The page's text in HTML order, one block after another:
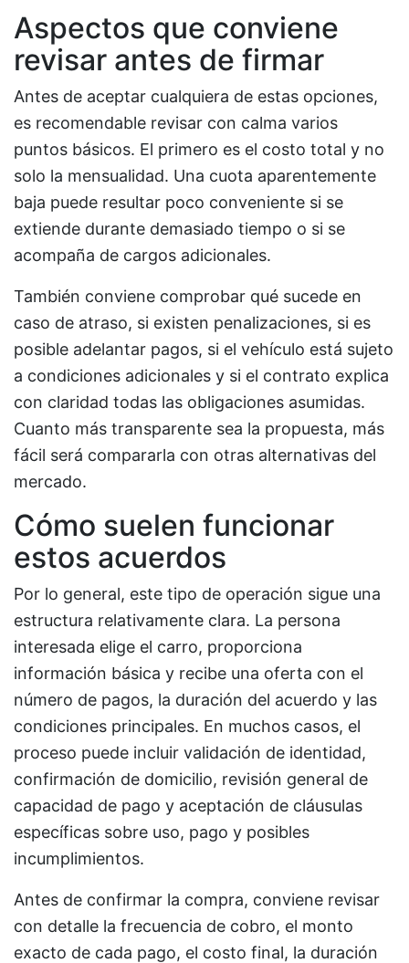
Aspectos que conviene
revisar antes de firmar
Antes de aceptar cualquiera de estas opciones,
es recomendable revisar con calma varios
puntos básicos. El primero es el costo total y no
solo la mensualidad. Una cuota aparentemente
baja puede resultar poco conveniente si se
extiende durante demasiado tiempo o si se
acompaña de cargos adicionales.
También conviene comprobar qué sucede en
caso de atraso, si existen penalizaciones, si es
posible adelantar pagos, si el vehículo está sujeto
a condiciones adicionales y si el contrato explica
con claridad todas las obligaciones asumidas.
Cuanto más transparente sea la propuesta, más
fácil será compararla con otras alternativas del
mercado.
Cómo suelen funcionar
estos acuerdos
Por lo general, este tipo de operación sigue una
estructura relativamente clara. La persona
interesada elige el carro, proporciona
información básica y recibe una oferta con el
número de pagos, la duración del acuerdo y las
condiciones principales. En muchos casos, el
proceso puede incluir validación de identidad,
confirmación de domicilio, revisión general de
capacidad de pago y aceptación de cláusulas
específicas sobre uso, pago y posibles
incumplimientos.
Antes de confirmar la compra, conviene revisar
con detalle la frecuencia de cobro, el monto
exacto de cada pago, el costo final, la duración